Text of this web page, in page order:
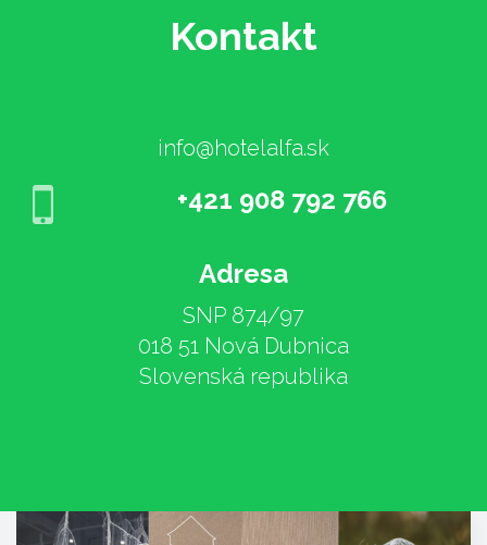
Kontakt
info@hotelalfa.sk
+421 908 792 766
Adresa
SNP 874/97
018 51 Nová Dubnica
Slovenská republika